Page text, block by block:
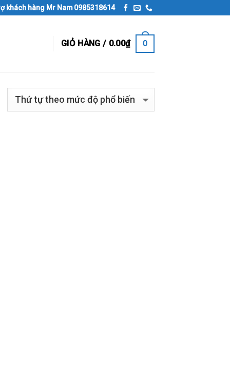
khách hàng Mr Nam 0985318614
GIỎ HÀNG / 0.00₫ 0